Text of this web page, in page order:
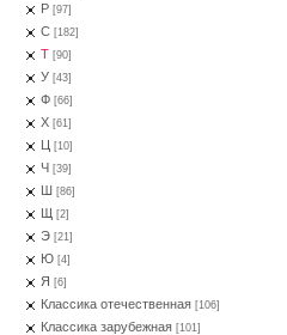
Р [97]
С [182]
Т [90]
У [43]
Ф [66]
Х [61]
Ц [10]
Ч [39]
Ш [86]
Щ [2]
Э [21]
Ю [4]
Я [6]
Классика отечественная [106]
Классика зарубежная [101]